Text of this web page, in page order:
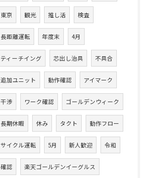
東京 観光 推し活 検査
長距離運転 年度末 4月
ティーチイング 芯出し治具 不具合
追加ユニット 動作確認 アイマーク
干渉 ワーク確認 ゴールデンウィーク
長期休暇 休み タクト 動作フロー
サイクル運転 5月 新人歓迎 令和
確認 楽天ゴールデンイーグルス